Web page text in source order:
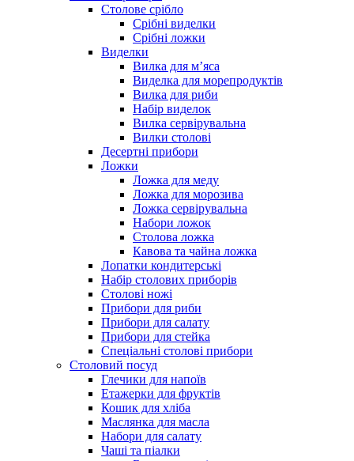
Столове срібло
Срібні виделки
Срібні ложки
Виделки
Вилка для м’яса
Виделка для морепродуктів
Вилка для риби
Набір виделок
Вилка сервірувальна
Вилки столові
Десертні прибори
Ложки
Ложка для меду
Ложка для морозива
Ложка сервірувальна
Набори ложок
Столова ложка
Кавова та чайна ложка
Лопатки кондитерські
Набір столових приборів
Столові ножі
Прибори для риби
Прибори для салату
Прибори для стейка
Спеціальні столові прибори
Столовий посуд
Глечики для напоїв
Етажерки для фруктів
Кошик для хліба
Маслянка для масла
Набори для салату
Чаші та піалки